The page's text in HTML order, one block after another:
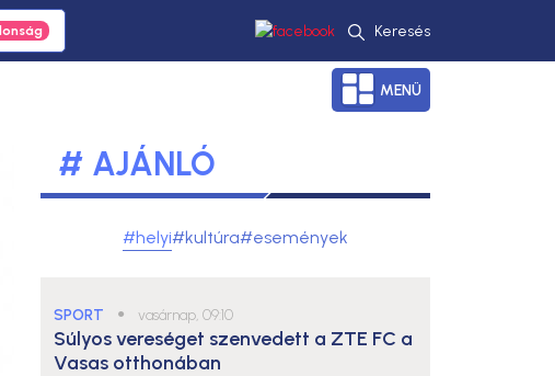
Keresés
MENÜ
# AJÁNLÓ
#helyi#kultúra#események
SPORT ● vasárnap, 09:10
Súlyos vereséget szenvedett a ZTE FC a
Vasas otthonában